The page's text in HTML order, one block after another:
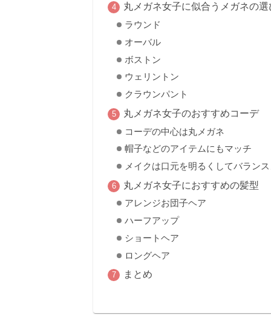
丸メガネ女子に似合うメガネの選
ラウンド
オーバル
ボストン
ウェリントン
クラウンパント
丸メガネ女子のおすすめコーデ
コーデの中心は丸メガネ
帽子などのアイテムにもマッチ
メイクは口元を明るくしてバラン
丸メガネ女子におすすめの髪型
アレンジお団子ヘア
ハーフアップ
ショートヘア
ロングヘア
まとめ